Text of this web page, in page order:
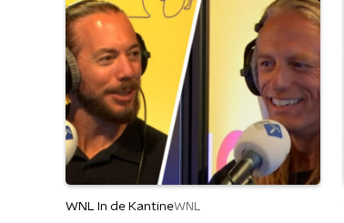
WNL In de KantineWNL